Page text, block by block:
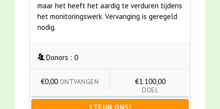
maar het heeft het aardig te verduren tijdens
het monitoringswerk. Vervanging is geregeld
nodig.
Donors : 0
€0,00 ONTVANGEN €1.100,00
DOEL
STEUN ONS!